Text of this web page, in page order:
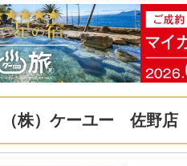
（株）ケーユー 佐野店